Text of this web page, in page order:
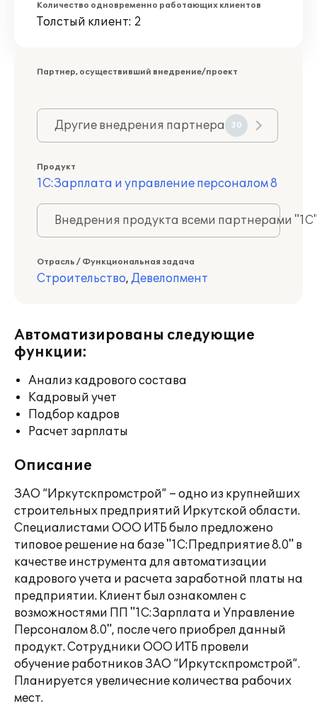
Количество одновременно работающих клиентов
Толстый клиент: 2
Партнер, осуществивший внедрение/проект
Другие внедрения партнера 30
Продукт
1С:Зарплата и управление персоналом 8
Внедрения продукта всеми партнерами
Отрасль / Функциональная задача
Строительство, Девелопмент
Автоматизированы следующие
функции:
Анализ кадрового состава
Кадровый учет
Подбор кадров
Расчет зарплаты
Описание
ЗАО “Иркутскпромстрой” – одно из крупнейших
строительных предприятий Иркутской области.
Специалистами ООО ИТБ было предложено
типовое решение на базе "1С:Предприятие 8.0" в
качестве инструмента для автоматизации
кадрового учета и расчета заработной платы на
предприятии. Клиент был ознакомлен с
возможностями ПП "1С:Зарплата и Управление
Персоналом 8.0", после чего приобрел данный
продукт. Сотрудники ООО ИТБ провели
обучение работников ЗАО “Иркутскпромстрой”.
Планируется увеличесние количества рабочих
мест.